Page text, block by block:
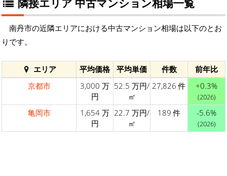
隣接エリア 中古マンション相場一覧
南丹市の近隣エリアにおける中古マンション相場は以下のとお
りです。
エリア 平均価格 平均単価 件数
前年比
京都市
3,000 万
円
52.5 万円/
㎡
27,826 件 +0.3%
(2026)
亀岡市
1,654 万
円
22.7 万円/
㎡
189 件 -5.6%
(2026)